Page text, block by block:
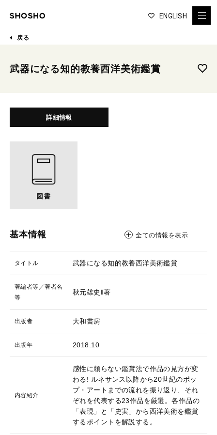
ENGLISH
戻る
武器になる知的教養西洋美術鑑賞
詳細情報
基本情報 全ての情報を表示
タイトル 武器になる知的教養西洋美術鑑賞
著編者等／著者名
等
秋元雄史‖著
出版者 大和書房
出版年 2018.10
内容紹介
感性に頼らない鑑賞法で作品の見方が変
わる! ルネサンス以降から20世紀のポッ
プ・アートまでの流れを振り返り、それ
ぞれを代表する23作品を厳選。各作品の
「表現」と「史実」から西洋美術を鑑賞
するポイントを解説する。